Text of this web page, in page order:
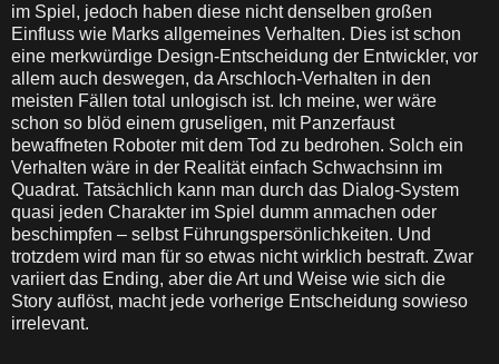
im Spiel, jedoch haben diese nicht denselben großen
Einfluss wie Marks allgemeines Verhalten. Dies ist schon
eine merkwürdige Design-Entscheidung der Entwickler, vor
allem auch deswegen, da Arschloch-Verhalten in den
meisten Fällen total unlogisch ist. Ich meine, wer wäre
schon so blöd einem gruseligen, mit Panzerfaust
bewaffneten Roboter mit dem Tod zu bedrohen. Solch ein
Verhalten wäre in der Realität einfach Schwachsinn im
Quadrat. Tatsächlich kann man durch das Dialog-System
quasi jeden Charakter im Spiel dumm anmachen oder
beschimpfen – selbst Führungspersönlichkeiten. Und
trotzdem wird man für so etwas nicht wirklich bestraft. Zwar
variiert das Ending, aber die Art und Weise wie sich die
Story auflöst, macht jede vorherige Entscheidung sowieso
irrelevant.